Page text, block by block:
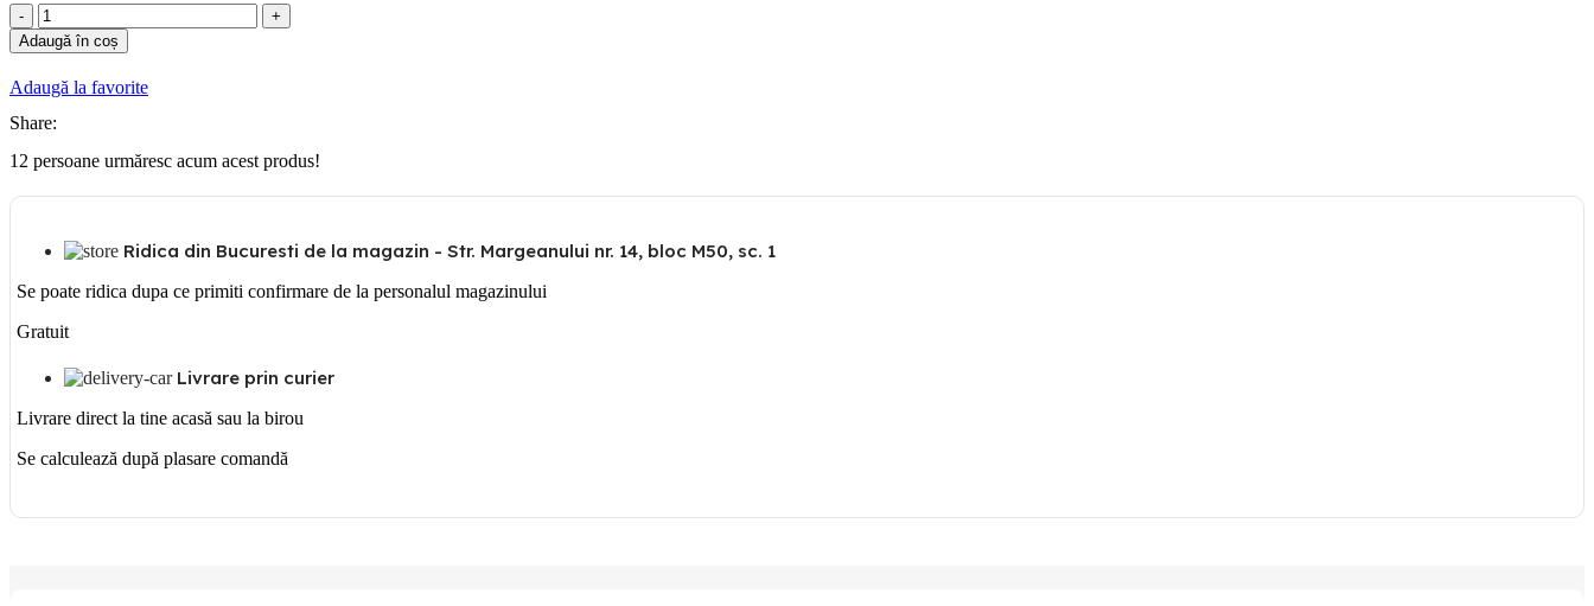
Cantitate
Rama
ornament
alba
6M
Bticino
Adaugă în coș
Adaugă la favorite
Share:
12 persoane urmăresc acum acest produs!
Ridica din Bucuresti de la magazin - Str. Margeanului nr. 14, bloc M50, sc. 1
Se poate ridica dupa ce primiti confirmare de la personalul magazinului
Gratuit
Livrare prin curier
Livrare direct la tine acasă sau la birou
Se calculează după plasare comandă